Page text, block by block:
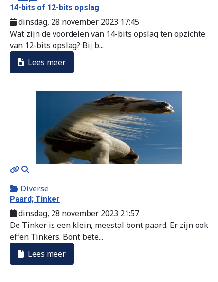
14-bits of 12-bits opslag
dinsdag, 28 november 2023 17:45
Wat zijn de voordelen van 14-bits opslag ten opzichte
van 12-bits opslag? Bij b...
Lees meer
MOD_JTCS_VIEW_ARTICLE_LINK
Diverse
Paard; Tinker
dinsdag, 28 november 2023 21:57
De Tinker is een klein, meestal bont paard. Er zijn ook
effen Tinkers. Bont bete...
Lees meer